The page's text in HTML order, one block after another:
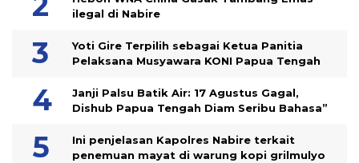
ilegal di Nabire
Yoti Gire Terpilih sebagai Ketua Panitia
Pelaksana Musyawara KONI Papua Tengah
Janji Palsu Batik Air: 17 Agustus Gagal,
Dishub Papua Tengah Diam Seribu Bahasa”
Ini penjelasan Kapolres Nabire terkait
penemuan mayat di warung kopi grilmulyo